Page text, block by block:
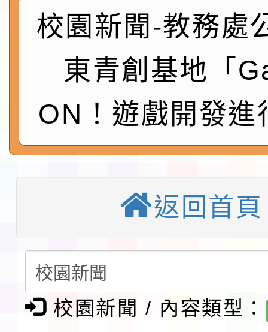
實施要點各1份
程
函轉國家通訊傳播委員
鎮韌性（防空）演習－
速演練執行計畫」
「115年金融知識線上
法」
本校115學年度第1學
第3次招考代課鐘點教
告(不再辦理後續甄選)
檢送「桃園市115學年
賽實施要點」1份
本市「115學年度學生
程安排一案
「桃園市補助參觀特色
請一案
教育部校安中心白海豚
報
淨零綠領人才培育課程
檢送桃園市115學年度
校園新聞-教務處
東青創基地「
ON！遊戲開發進
返回首頁
校園新聞 / 內容類型：